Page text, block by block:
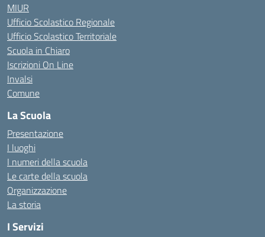
MIUR
Ufficio Scolastico Regionale
Ufficio Scolastico Territoriale
Scuola in Chiaro
Iscrizioni On Line
Invalsi
Comune
La Scuola
Presentazione
I luoghi
I numeri della scuola
Le carte della scuola
Organizzazione
La storia
I Servizi